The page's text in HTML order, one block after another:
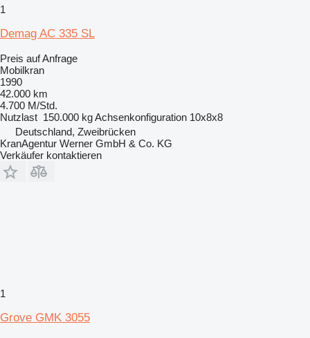
1
Demag AC 335 SL
Preis auf Anfrage
Mobilkran
1990
42.000 km
4.700 M/Std.
Nutzlast 150.000 kgAchsenkonfiguration 10x8x8
Deutschland, Zweibrücken
KranAgentur Werner GmbH & Co. KG
Verkäufer kontaktieren
1
Grove GMK 3055